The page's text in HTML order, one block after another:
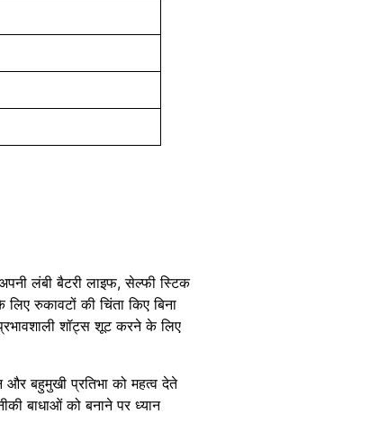
लंबी बैटरी लाइफ, सेल्फी स्टिक
रुकावटों की चिंता किए बिना
शॉट्स शूट करने के लिए
और बहुमुखी प्रतिभा को महत्व देते
बाधाओं को बनाने पर ध्यान